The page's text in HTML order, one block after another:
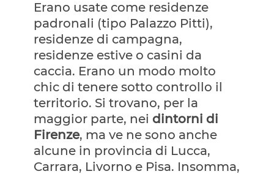
Erano usate come residenze
padronali (tipo Palazzo Pitti),
residenze di campagna,
residenze estive o casini da
caccia. Erano un modo molto
chic di tenere sotto controllo il
territorio. Si trovano, per la
maggior parte, nei dintorni di
Firenze, ma ve ne sono anche
alcune in provincia di Lucca,
Carrara, Livorno e Pisa. Insomma,